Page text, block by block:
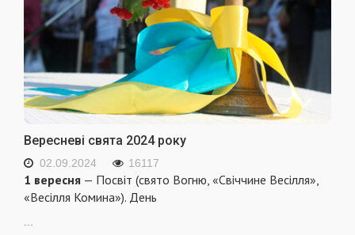
Вересневі свята 2024 року
02.09.2024 16117
1 вересня — Посвіт (свято Вогню, «Свіччине Весілля»,
«Весілля Комина»). День
...